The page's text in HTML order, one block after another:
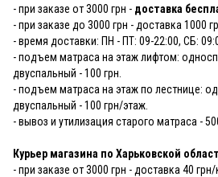
- при заказе от 3000 грн - доставка
- при заказе до 3000 грн - доставка 1000
- время доставки: ПН - ПТ: 09-22:00, СБ:
- подъем матраса на этаж лифтом:
двуспальный - 100 грн.
- подъем матраса на этаж по лестнице:
двуспальный - 100 грн/этаж.
- вывоз и утилизация старого матраса -
Курьер магазина по Харьковской
- при заказе от 3000 грн - доставка 40